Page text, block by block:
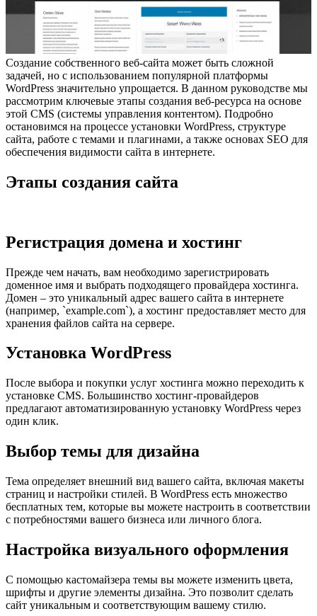
Создание собственного веб-сайта может быть сложной
задачей, но с использованием популярной платформы
WordPress значительно упрощается. В данном руководстве мы
рассмотрим ключевые этапы создания веб-ресурса на основе
этой CMS (системы управления контентом). Подробно
остановимся на процессе установки WordPress, структуре
сайта, работе с темами и плагинами, а также основах SEO для
обеспечения видимости сайта в интернете.
Этапы создания сайта
Регистрация домена и хостинг
Прежде чем начать, вам необходимо зарегистрировать
доменное имя и выбрать подходящего провайдера хостинга.
Домен – это уникальный адрес вашего сайта в интернете
(например, `example.com`), а хостинг предоставляет место для
хранения файлов сайта на сервере.
Установка WordPress
После выбора и покупки услуг хостинга можно переходить к
установке CMS. Большинство хостинг-провайдеров
предлагают автоматизированную установку WordPress через
один клик.
Выбор темы для дизайна
Тема определяет внешний вид вашего сайта, включая макеты
страниц и настройки стилей. В WordPress есть множество
бесплатных тем, которые вы можете настроить в соответствии
с потребностями вашего бизнеса или личного блога.
Настройка визуального оформления
С помощью кастомайзера темы вы можете изменить цвета,
шрифты и другие элементы дизайна. Это позволит сделать
сайт уникальным и соответствующим вашему стилю.